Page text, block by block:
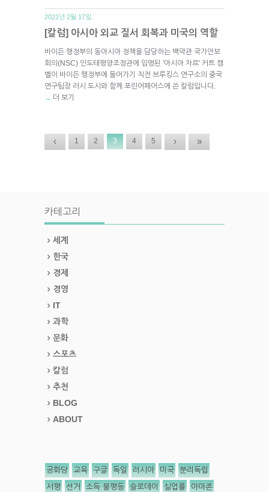
2021년 2월 17일.
[칼럼] 아시아 외교 질서 회복과 미국의 역할
바이든 행정부의 동아시아 정책을 담당하는 백악관 국가안보
회의(NSC) 인도태평양조정관에 임명된 '아시아 차르' 커트 캠
벨이 바이든 행정부에 들어가기 직전 브루킹스 연구소의 중국
연구팀장 러시 도시와 함께 포린어페어스에 쓴 칼럼입니다.
→ 더 보기
‹ 1 2 3 4 5 › »
카테고리
세계
한국
경제
경영
IT
과학
문화
스포츠
칼럼
추천
BLOG
ABOUT
공화당 교육 구글 독일 러시아 미국 분리독립
서평 선거 소득 불평등 슬로데이 실업률 아마존